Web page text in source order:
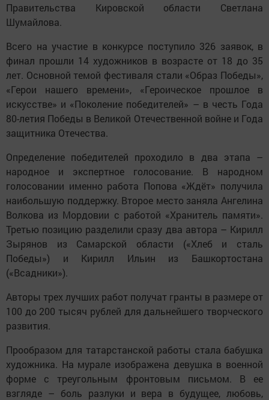
Правительства Кировской области Светлана
Шумайлова.
Всего на участие в конкурсе поступило 326 заявок, в
финал прошли 14 художников в возрасте от 18 до 35
лет. Основной темой фестиваля стали «Образ Победы»,
«Герои нашего времени», «Героическое прошлое в
искусстве» и «Поколение победителей» – в честь Года
80-летия Победы в Великой Отечественной войне и Года
защитника Отечества.
Определение победителей проходило в два этапа –
народное и экспертное голосование. В народном
голосовании именно работа Попова «Ждёт» получила
наибольшую поддержку. Второе место заняла Ангелина
Волкова из Мордовии с работой «Хранитель памяти».
Третью позицию разделили сразу два автора – Кирилл
Зырянов из Самарской области («Хлеб и сталь
Победы») и Кирилл Ильин из Башкортостана
(«Всадники»).
Авторы трех лучших работ получат гранты в размере от
100 до 200 тысяч рублей для дальнейшего творческого
развития.
Прообразом для татарстанской работы стала бабушка
художника. На мурале изображена девушка в военной
форме с треугольным фронтовым письмом. В ее
взгляде – боль разлуки и вера в будущее, любовь,